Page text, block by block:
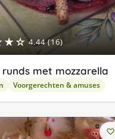
4.44 (16)
met mozzarella
Voorgerechten & amuses